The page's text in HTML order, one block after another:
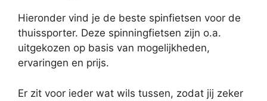
Hieronder vind je de beste spinfietsen voor de
thuissporter. Deze spinningfietsen zijn o.a.
uitgekozen op basis van mogelijkheden,
ervaringen en prijs.
Er zit voor ieder wat wils tussen, zodat jij zeker